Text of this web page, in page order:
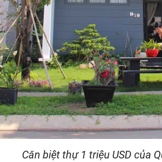
Căn biệt thự 1 triệu USD của